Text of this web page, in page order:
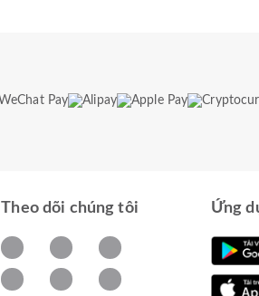
Theo dõi chúng tôi Ứng